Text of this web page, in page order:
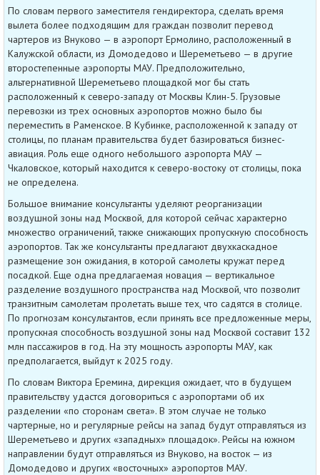
По словам первого заместителя гендиректора, сделать время
вылета более подходящим для граждан позволит перевод
чартеров из Внуково — в аэропорт Ермолино, расположенный в
Калужской области, из Домодедово и Шереметьево — в другие
второстепенные аэропорты МАУ. Предположительно,
альтернативной Шереметьево площадкой мог бы стать
расположенный к северо-западу от Москвы Клин-5. Грузовые
перевозки из трех основных аэропортов можно было бы
переместить в Раменское. В Кубинке, расположенной к западу от
столицы, по планам правительства будет базироваться бизнес-
авиация. Роль еще одного небольшого аэропорта МАУ —
Чкаловское, который находится к северо-востоку от столицы, пока
не определена.
Большое внимание консультанты уделяют реорганизации
воздушной зоны над Москвой, для которой сейчас характерно
множество ограничений, также снижающих пропускную способность
аэропортов. Так же консультанты предлагают двухкаскадное
размещение зон ожидания, в которой самолеты кружат перед
посадкой. Еще одна предлагаемая новация — вертикальное
разделение воздушного пространства над Москвой, что позволит
транзитным самолетам пролетать выше тех, что садятся в столице.
По прогнозам консультантов, если принять все предложенные меры,
пропускная способность воздушной зоны над Москвой составит 132
млн пассажиров в год. На эту мощность аэропорты МАУ, как
предполагается, выйдут к 2025 году.
По словам Виктора Еремина, дирекция ожидает, что в будущем
правительству удастся договориться с аэропортами об их
разделении «по сторонам света». В этом случае не только
чартерные, но и регулярные рейсы на запад будут отправляться из
Шереметьево и других «западных» площадок». Рейсы на южном
направлении будут отправляться из Внуково, на восток — из
Домодедово и других «восточных» аэропортов МАУ.